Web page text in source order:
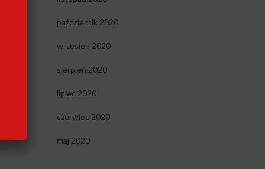
październik 2020
wrzesień 2020
sierpień 2020
lipiec 2020
czerwiec 2020
maj 2020